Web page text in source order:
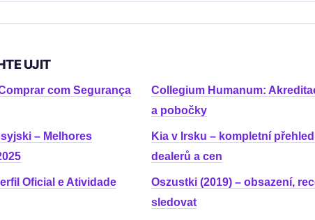
UJIT
com Segurança
Collegium Humanum:
a pobočky
– Melhores
Kia v Irsku – kompletní
dealerů a cen
Oficial e Atividade
Oszustki (2019) – obsazení,
sledovat